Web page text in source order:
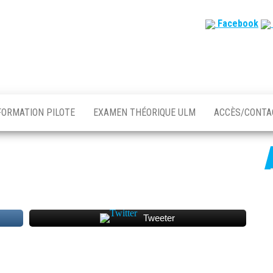
Facebook
PILOTE EXAMEN THÉORIQUE ULM ACCÈS/
Tweeter